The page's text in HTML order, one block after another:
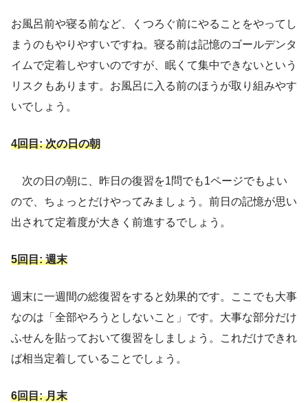
お風呂前や寝る前など、くつろぐ前にやることをやってし
まうのもやりやすいですね。寝る前は記憶のゴールデンタ
イムで定着しやすいのですが、眠くて集中できないという
リスクもあります。お風呂に入る前のほうが取り組みやす
いでしょう。
4回目: 次の日の朝
次の日の朝に、昨日の復習を1問でも1ページでもよい
ので、ちょっとだけやってみましょう。前日の記憶が思い
出されて定着度が大きく前進するでしょう。
5回目: 週末
週末に一週間の総復習をすると効果的です。ここでも大事
なのは「全部やろうとしないこと」です。大事な部分だけ
ふせんを貼っておいて復習をしましょう。これだけできれ
ば相当定着していることでしょう。
6回目: 月末